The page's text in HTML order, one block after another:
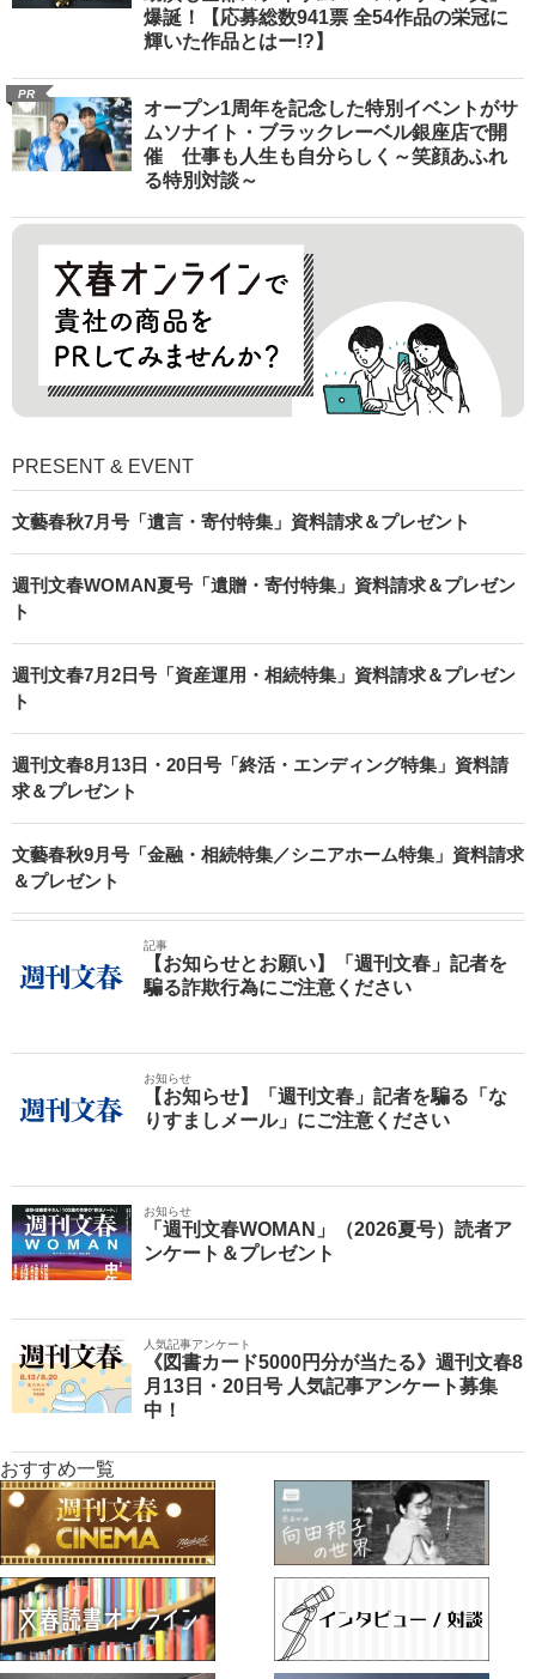
爆誕！【応募総数941票 全54作品の栄冠に
輝いた作品とはー!?】
PR
オープン1周年を記念した特別イベントがサ
ムソナイト・ブラックレーベル銀座店で開
催 仕事も人生も自分らしく～笑顔あふれ
る特別対談～
PRESENT & EVENT
文藝春秋7月号「遺言・寄付特集」資料請求＆プレゼント
週刊文春WOMAN夏号「遺贈・寄付特集」資料請求＆プレゼン
ト
週刊文春7月2日号「資産運用・相続特集」資料請求＆プレゼン
ト
週刊文春8月13日・20日号「終活・エンディング特集」資料請
求＆プレゼント
文藝春秋9月号「金融・相続特集／シニアホーム特集」資料請求
＆プレゼント
記事
【お知らせとお願い】「週刊文春」記者を
騙る詐欺行為にご注意ください
お知らせ
【お知らせ】「週刊文春」記者を騙る「な
りすましメール」にご注意ください
お知らせ
「週刊文春WOMAN」（2026夏号）読者ア
ンケート＆プレゼント
人気記事アンケート
《図書カード5000円分が当たる》週刊文春8
月13日・20日号 人気記事アンケート募集
中！
おすすめ一覧